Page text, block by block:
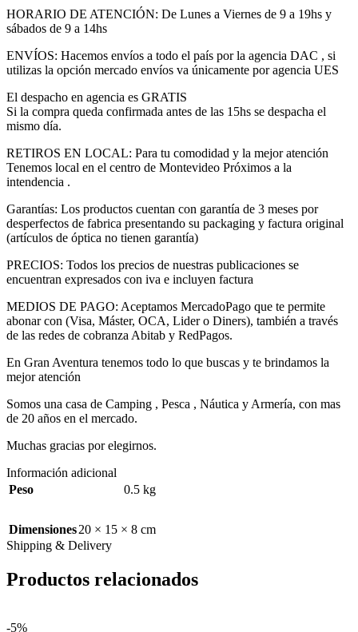
HORARIO DE ATENCIÓN: De Lunes a Viernes de 9 a 19hs y
sábados de 9 a 14hs
ENVÍOS: Hacemos envíos a todo el país por la agencia DAC , si
utilizas la opción mercado envíos va únicamente por agencia UES
El despacho en agencia es GRATIS
Si la compra queda confirmada antes de las 15hs se despacha el
mismo día.
RETIROS EN LOCAL: Para tu comodidad y la mejor atención
Tenemos local en el centro de Montevideo Próximos a la
intendencia .
Garantías: Los productos cuentan con garantía de 3 meses por
desperfectos de fabrica presentando su packaging y factura original
(artículos de óptica no tienen garantía)
PRECIOS: Todos los precios de nuestras publicaciones se
encuentran expresados con iva e incluyen factura
MEDIOS DE PAGO: Aceptamos MercadoPago que te permite
abonar con (Visa, Máster, OCA, Lider o Diners), también a través
de las redes de cobranza Abitab y RedPagos.
En Gran Aventura tenemos todo lo que buscas y te brindamos la
mejor atención
Somos una casa de Camping , Pesca , Náutica y Armería, con mas
de 20 años en el mercado.
Muchas gracias por elegirnos.
Información adicional
Peso
0.5 kg
Dimensiones20 × 15 × 8 cm
Shipping & Delivery
Productos relacionados
-5%